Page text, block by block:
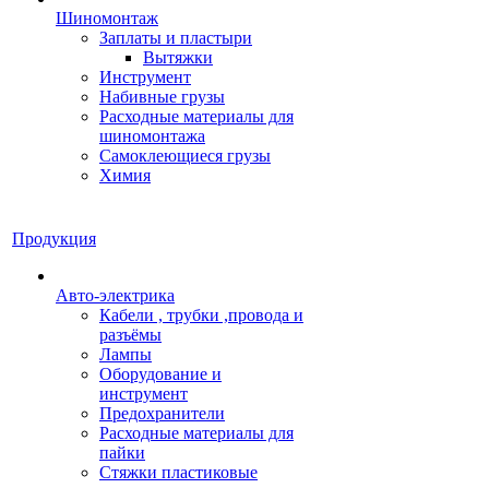
Шиномонтаж
Заплаты и пластыри
Вытяжки
Инструмент
Набивные грузы
Расходные материалы для
шиномонтажа
Самоклеющиеся грузы
Химия
Продукция
Авто-электрика
Кабели , трубки ,провода и
разъёмы
Лампы
Оборудование и
инструмент
Предохранители
Расходные материалы для
пайки
Стяжки пластиковые